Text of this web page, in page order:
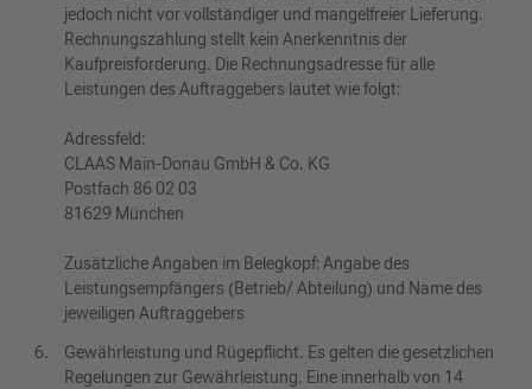
jedoch nicht vor vollständiger und mangelfreier Lieferung.
Rechnungszahlung stellt kein Anerkenntnis der
Kaufpreisforderung. Die Rechnungsadresse für alle
Leistungen des Auftraggebers lautet wie folgt:
Adressfeld:
CLAAS Main-Donau GmbH & Co. KG
Postfach 86 02 03
81629 München
Zusätzliche Angaben im Belegkopf: Angabe des
Leistungsempfängers (Betrieb/ Abteilung) und Name des
jeweiligen Auftraggebers
Gewährleistung und Rügepflicht. Es gelten die gesetzlichen
Regelungen zur Gewährleistung. Eine innerhalb von 14